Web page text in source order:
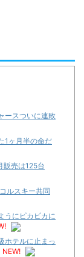
ースついに連敗
1ヶ月半の命だ
売は125台
ルスキー共同
うにピカピカに
ホテルに止まっ
NEW!